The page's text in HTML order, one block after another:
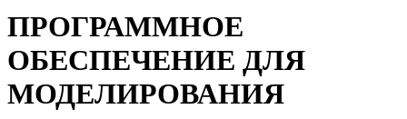
ПРОГРАММНОЕ
ОБЕСПЕЧЕНИЕ ДЛЯ
МОДЕЛИРОВАНИЯ